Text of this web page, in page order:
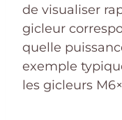
de visualiser
gicleur
quelle
exemple
les gicleurs